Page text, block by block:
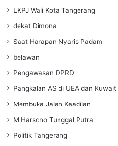
LKPJ Wali Kota Tangerang
dekat Dimona
Saat Harapan Nyaris Padam
belawan
Pengawasan DPRD
Pangkalan AS di UEA dan Kuwait
Membuka Jalan Keadilan
M Harsono Tunggal Putra
Politik Tangerang